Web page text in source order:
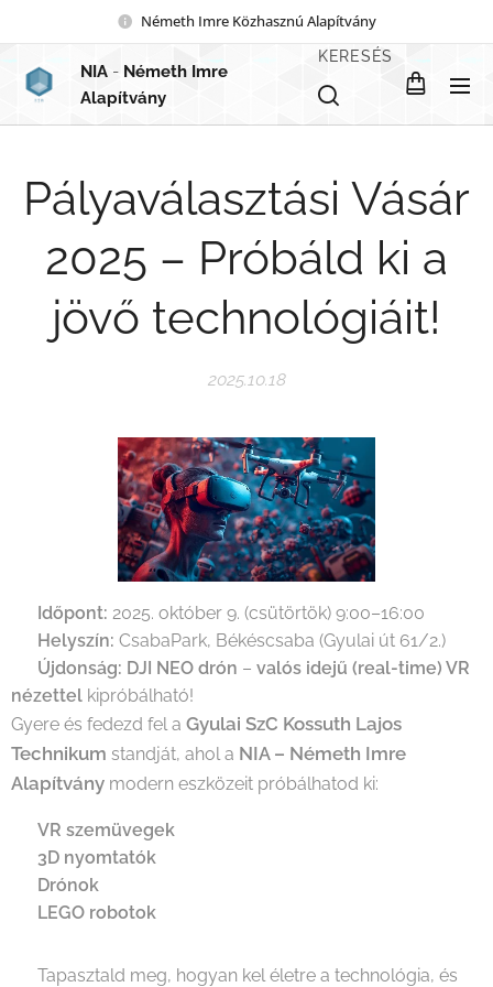
Németh Imre Közhasznú Alapítvány
NIA - Németh Imre
Alapítvány
KERESÉS
Pályaválasztási Vásár
2025 – Próbáld ki a
jövő technológiáit!
2025.10.18
Időpont: 2025. október 9. (csütörtök) 9:00–16:00
Helyszín: CsabaPark, Békéscsaba (Gyulai út 61/2.)
Újdonság: DJI NEO drón – valós idejű (real-time) VR
nézettel kipróbálható!
Gyere és fedezd fel a Gyulai SzC Kossuth Lajos
Technikum standját, ahol a NIA – Németh Imre
Alapítvány modern eszközeit próbálhatod ki:
VR szemüvegek
3D nyomtatók
Drónok
LEGO robotok
💡 Tapasztald meg, hogyan kel életre a technológia, és